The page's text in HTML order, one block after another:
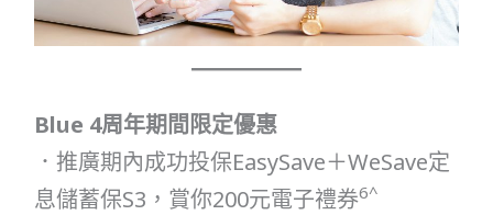
Blue 4周年期間限定優惠
．推廣期內成功投保EasySave＋WeSave定
息儲蓄保S3，賞你200元電子禮券6^